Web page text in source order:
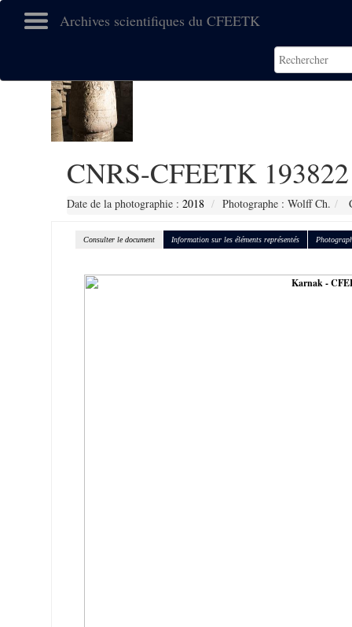
Archives scientifiques du CFEETK
CNRS-CFEETK 193822
Date de la photographie : 2018 Photographe : Wolff Ch.
Consulter le document Information sur les éléments représentés